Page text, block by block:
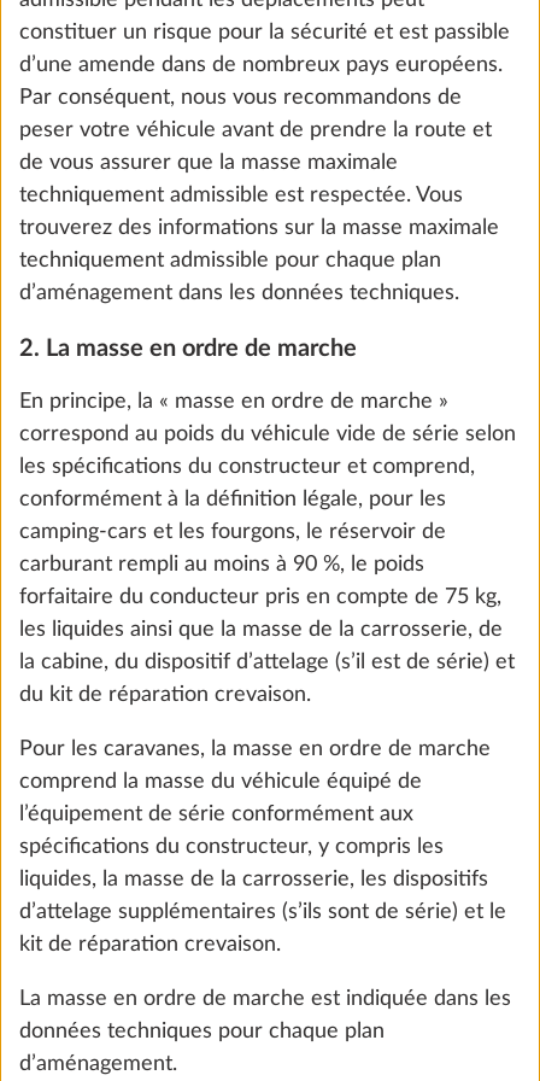
Réservoir d'eau propre, 25 litres
DE SÉRIE
Réservoir d’eau propre, 47 litres Plus
Ajouter
n = nombre maximal de passagers plus le
conducteur et
L = longueur totale du véhicule en mètres.
Exemple :
pour un camping-car avec 4 places
assises autorisées et une longueur de 7 m, la charge
utile minimale est de 110 kg (10*[4+7]).
En revanche, pour les caravanes, la charge utile
minimale prescrite par la loi se calcule en fonction
n = nombre maximal de couchages et
L = longueur de cellule du véhicule en mètres.
Exemple :pour une caravane de 3 couchages et
d’une longueur de cellule de 5,5 m, la masse de la
charge utile minimale est de 85 kg (10*[3+5,5]).
La configuration de votre véhicule ne doit pas être
inférieure à cette charge utile minimale. Si, suite au
choix d’un équipement spécial, la masse réelle du
masse libre pour les passagers (uniquement pour les
camping-cars et les fourgons) et la charge utile
minimale entre la masse réelle du véhicule et la
masse maximale techniquement admissible, deux
options s’offrent à vous lors de la configuration
selon le plan d’aménagement : sélectionner une
augmentation de charge (augmentation de la masse
désélectionner un équipement spécial. Dans le cas
contraire, vous ne pouvez poursuivre ni la